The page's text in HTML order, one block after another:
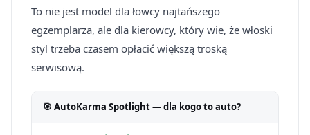
To nie jest model dla łowcy najtańszego
egzemplarza, ale dla kierowcy, który wie, że włoski
styl trzeba czasem opłacić większą troską
serwisową.
🎯 AutoKarma Spotlight — dla kogo to auto?